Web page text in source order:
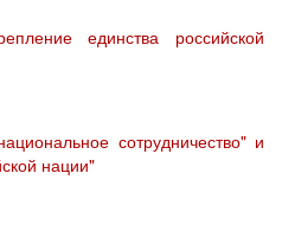
единства российской
сотрудничество" и
нации"